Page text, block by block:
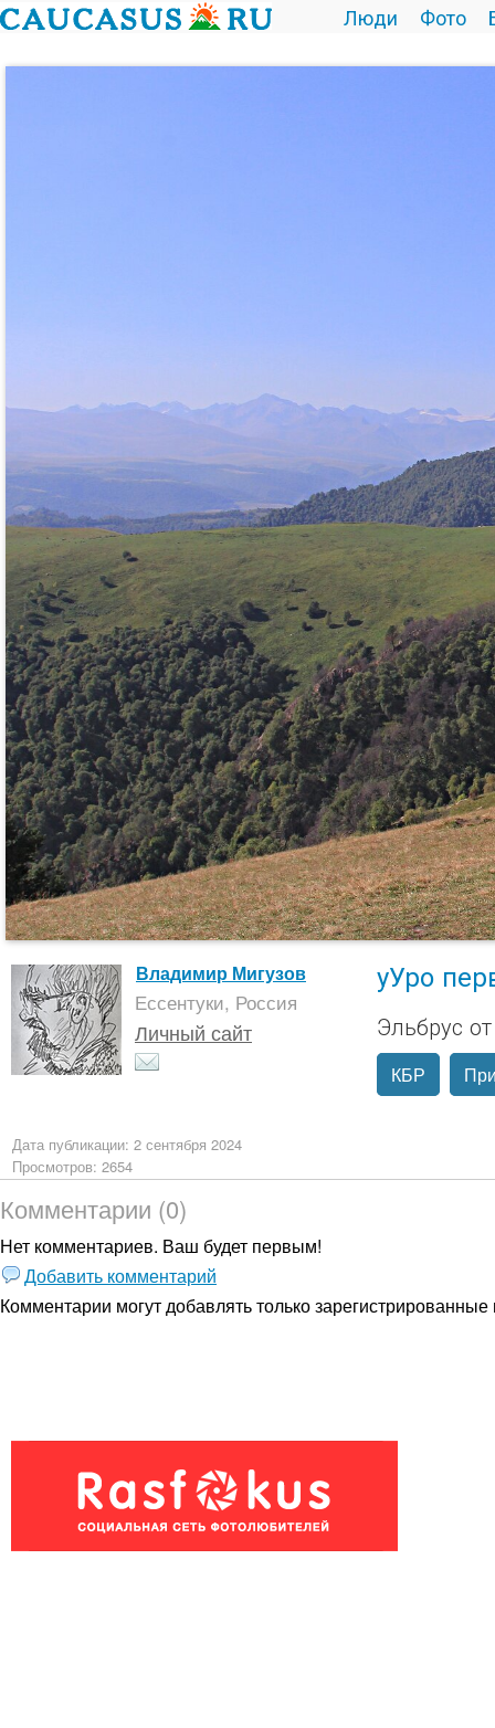
Люди Фото
Владимир Мигузов
Ессентуки, Россия
Личный сайт
уУро
Эльбрус
КБР
Дата публикации: 2 сентября 2024
Просмотров: 2654
Комментарии (0)
Нет комментариев. Ваш будет первым!
Добавить комментарий
Комментарии могут добавлять толькозарегистрированные